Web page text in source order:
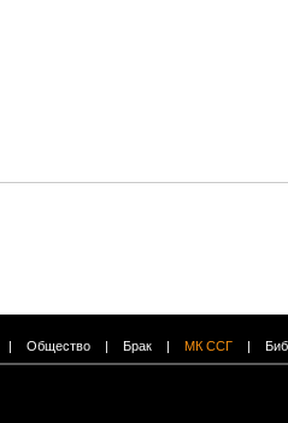
| Общество | Брак | МК ССГ |